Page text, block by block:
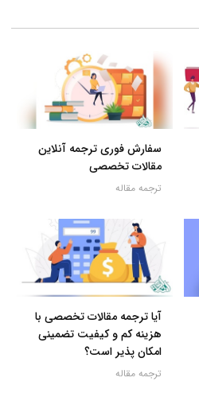
سفارش فوری ترجمه آنلاین
مقالات تخصصی
ترجمه مقاله
آیا ترجمه مقالات تخصصی با
هزینه کم و کیفیت تضمینی
امکان پذیر است؟
ترجمه مقاله